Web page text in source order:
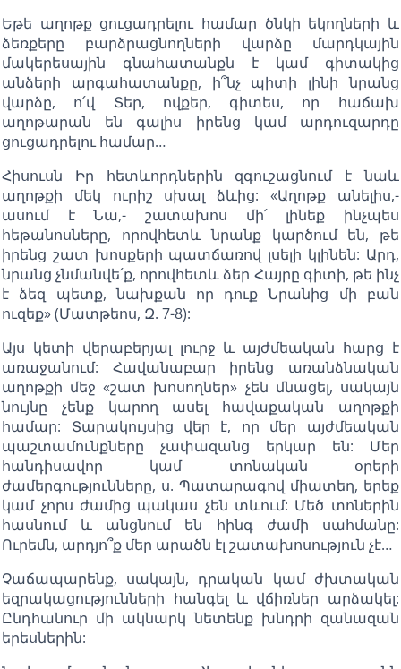
Եթե աղոթք ցուցադրելու համար ծնկի եկողների և
ձեռքերը բարձրացնողների վարձը մարդկային
մակերեսային գնահատանքն է կամ գիտակից
անձերի արգահատանքը, ի՞նչ պիտի լինի նրանց
վարձը, ո՛վ Տեր, ովքեր, գիտես, որ հաճախ
աղոթարան են գալիս իրենց կամ արդուզարդը
ցուցադրելու համար…
Հիսուսն Իր հետևորդներին զգուշացնում է նաև
աղոթքի մեկ ուրիշ սխալ ձևից: «Աղոթք անելիս,-
ասում է Նա,- շատախոս մի՛ լինեք ինչպես
հեթանոսները, որովհետև նրանք կարծում են, թե
իրենց շատ խոսքերի պատճառով լսելի կլինեն: Արդ,
նրանց չնմանվե՛ք, որովհետև ձեր Հայրը գիտի, թե ինչ
է ձեզ պետք, նախքան որ դուք Նրանից մի բան
ուզեք» (Մատթեոս, Զ. 7-8):
Այս կետի վերաբերյալ լուրջ և այժմեական հարց է
առաջանում: Հավանաբար իրենց առանձնական
աղոթքի մեջ «շատ խոսողներ» չեն մնացել, սակայն
նույնը չենք կարող ասել հավաքական աղոթքի
համար: Տարակույսից վեր է, որ մեր այժմեական
պաշտամունքները չափազանց երկար են: Մեր
հանդիսավոր կամ տոնական օրերի
ժամերգությունները, ս. Պատարագով միատեղ, երեք
կամ չորս ժամից պակաս չեն տևում: Մեծ տոներին
հասնում և անցնում են հինգ ժամի սահմանը:
Ուրեմն, արդյո՞ք մեր արածն էլ շատախոսություն չէ…
Չաճապարենք, սակայն, դրական կամ ժխտական
եզրակացությունների հանգել և վճիռներ արձակել:
Ընդհանուր մի ակնարկ նետենք խնդրի զանազան
երեսներին: